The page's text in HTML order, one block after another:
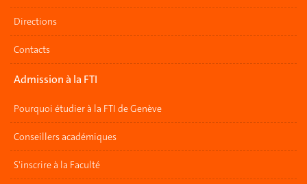
Directions
Contacts
Admission à la FTI
Pourquoi étudier à la FTI de Genève
Conseillers académiques
S'inscrire à la Faculté